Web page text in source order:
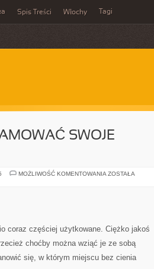
Spis Treści Włochy Tagi
SWOJE
MOŻLIWOŚĆ KOMENTOWANIA W
ZOSTAŁA
coraz częściej użytkowane. Ciężko jakoś
choćby można wziąć je ze sobą
się, w którym miejscu bez cienia